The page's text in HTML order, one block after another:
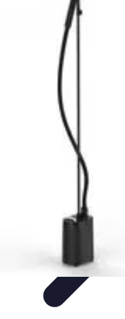
Decoración del
Espacios Funcionales